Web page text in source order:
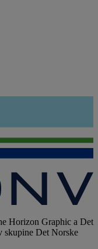
Horizon Graphic a Det
skupine Det Norske